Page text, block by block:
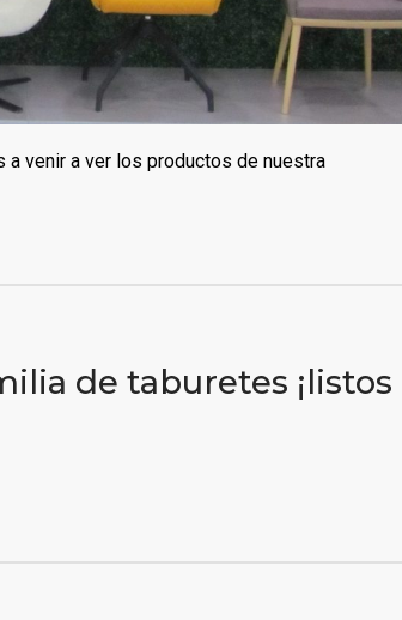
a venir a ver los productos de nuestra
de taburetes ¡listos